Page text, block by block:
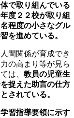
で取り組んでいる
度２２校が取り組
程度の小さなグル
を進めている。
間関係が育成でき
の高まり等が見ら
は、 教員の児童生
捉えた助言の仕方
されている。
習指導要領に示す